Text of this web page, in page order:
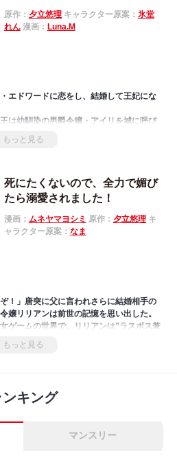
原作： 夕立悠理キャラクター原案： 氷堂
れん漫画： Luna.M
エドワードに恋をし、結婚して王妃にな
は幼馴染の男爵令嬢・アイリを城に呼び
疲れ切ったリュゼリアは、巷で評判の異
恋心を消す薬』を飲み、国王と離婚す
て旅をしていること、そして、その探し
いきなり求婚されるが――！？
ない王太子のピュアラブストーリー♡
もっと見る
死にたくないので、全力で媚び
たら溺愛されました！
漫画： ムネヤマヨシミ 原作： 夕立悠理キ
ャラクター原案： なま
！」唐突に父に言われさらに結婚相手の
嬢リリアンは前世の記憶を思い出した。
ゲームの世界で、リリアンは”ラスボス兼
ン公爵に殺されるただのモブ。せっかく今
たくない！殺されないために、リリアン
もっと見る
ンキング
マンスリー